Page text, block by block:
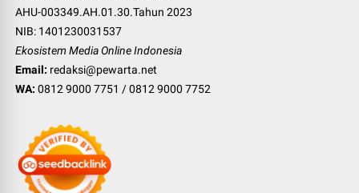
AHU-003349.AH.01.30.Tahun 2023
NIB: 1401230031537
Ekosistem Media Online Indonesia
Email: redaksi@pewarta.net
WA: 0812 9000 7751 /0812 9000 7752